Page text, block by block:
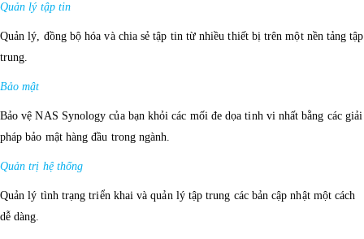
Quản lý tập tin
Quản lý, đồng bộ hóa và chia sẻ tập tin từ nhiều thiết bị trên một nền tảng tập
trung.
Bảo mật
Bảo vệ NAS Synology của bạn khỏi các mối đe dọa tinh vi nhất bằng các giải
pháp bảo mật hàng đầu trong ngành.
Quản trị hệ thống
Quản lý tình trạng triển khai và quản lý tập trung các bản cập nhật một cách
dễ dàng.